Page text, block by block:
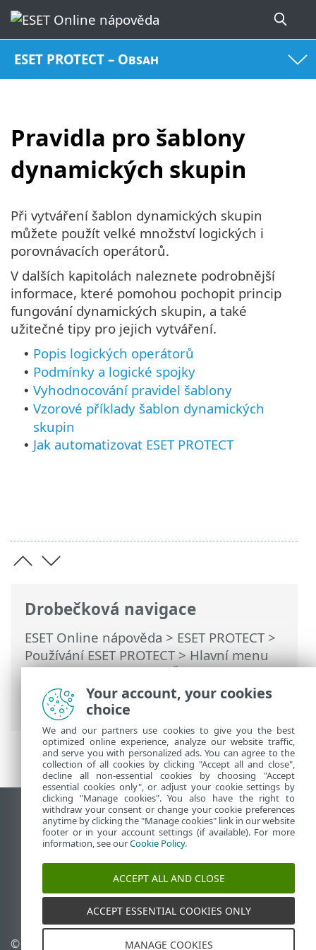
ESET PROTECT – Obsah
Pravidla pro šablony
dynamických skupin
Drobečková navigace
ESET Online nápověda > ESET PROTECT>
Používání ESET PROTECT>Hlavní menu
ESET PROTECT>Další>Šablony
dynamických skupin> Pravidla pro
šablony dynamických skupin
Při vytváření šablon dynamických skupin
můžete použít velké množství logických i
porovnávacích operátorů.
V dalších kapitolách naleznete podrobnější
informace, které pomohou pochopit princip
fungování dynamických skupin, a také
užitečné tipy pro jejich vytváření.
• Popis logických operátorů
• Podmínky a logické spojky
• Vyhodnocování pravidel šablony
• Vzorové příklady šablon dynamických
skupin
• Jak automatizovat ESET PROTECT
Zobrazit verzi pro počítač
End of Life
ESET Databáze znalostí
ESET Forum
ESET Status Portal
Regionální podpora
© 1992 - 2026 ESET, spol. s Spravovat cookies
Your account, your cookies
choice
We and our partners use cookies to give you the best
optimized online experience, analyze our website traffic,
and serve you with personalized ads. You can agree to the
collection of all cookies by clicking "Accept all and close",
decline all non-essential cookies by choosing "Accept
essential cookies only", or adjust your cookie settings by
clicking "Manage cookies". You also have the right to
withdraw your consent or change your cookie preferences
anytime by clicking the "Manage cookies" link in our website
footer or in your account settings (if available). For more
information, see ourCookie Policy.
ACCEPT ALL AND CLOSE
ACCEPT ESSENTIAL COOKIES ONLY
MANAGE COOKIES